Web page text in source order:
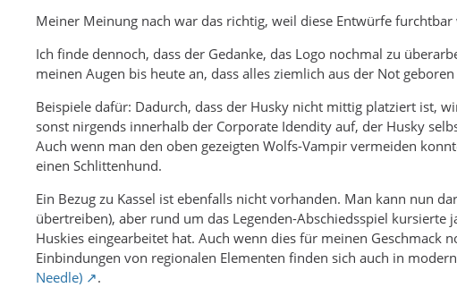
Meiner Meinung nach war das richtig, weil diese Entwürfe furchtbar
Ich finde dennoch, dass der Gedanke, das Logo nochmal zu
meinen Augen bis heute an, dass alles ziemlich aus der Not
Beispiele dafür: Dadurch, dass der Husky nicht mittig platziert ist,
sonst nirgends innerhalb der Corporate Idendity auf, der Husky
Auch wenn man den oben gezeigten Wolfs-Vampir vermeiden
einen Schlittenhund.
Ein Bezug zu Kassel ist ebenfalls nicht vorhanden. Man kann nun
übertreiben), aber rund um das Legenden-Abschiedsspiel kursierte
Huskies eingearbeitet hat. Auch wenn dies für meinen Geschmack
Einbindungen von regionalen Elementen finden sich auch in
Needle)
.